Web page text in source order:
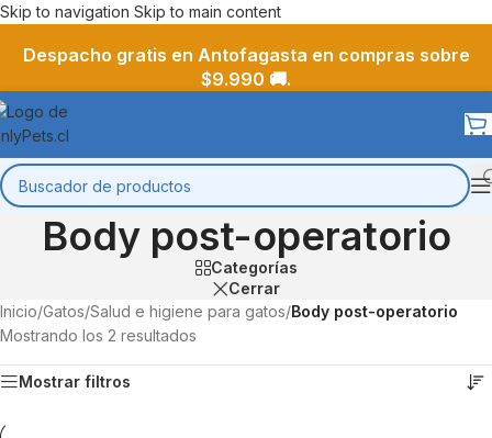
Skip to navigation Skip to main content
Despacho gratis en Antofagasta en compras sobre
$9.990 🚚.
Body post-operatorio
Categorías
Cerrar
Inicio/Gatos/Salud e higiene para gatos/Body post-operatorio
Mostrando los 2 resultados
Mostrar filtros